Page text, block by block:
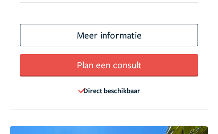
Meer informatie
Plan een consult
Direct beschikbaar